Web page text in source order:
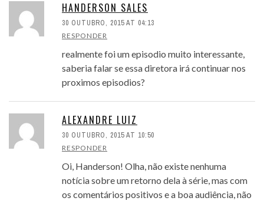
HANDERSON SALES
30 OUTUBRO, 2015 AT 04:13
RESPONDER
realmente foi um episodio muito interessante,
saberia falar se essa diretora irá continuar nos
proximos episodios?
ALEXANDRE LUIZ
30 OUTUBRO, 2015 AT 10:50
RESPONDER
Oi, Handerson! Olha, não existe nenhuma
notícia sobre um retorno dela à série, mas com
os comentários positivos e a boa audiência, não